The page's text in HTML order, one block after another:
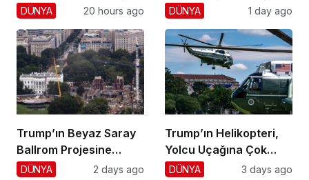
Vurdu!
DÜNYA 20 hours ago
Krizi!
DÜNYA 1 day ago
Trump’ın Beyaz Saray
Ballrom Projesine
Durdurma
DÜNYA 2 days ago
Trump’ın Helikopteri,
Yolcu Uçağına Çok
Yaklaştı!
DÜNYA 3 days ago